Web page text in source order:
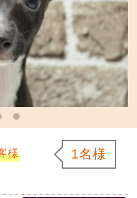
様 1名様